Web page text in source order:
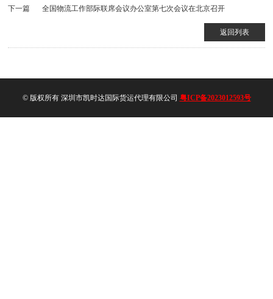
下一篇
全国物流工作部际联席会议办公室第七次会议在北京召开
返回列表
© 版权所有 深圳市凯时达国际货运代理有限公司 粤ICP备2023012593号